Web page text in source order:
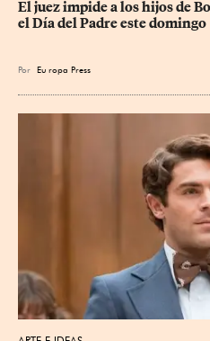
El juez impide a los hijos de
el Día del Padre este domingo
Por Eu ropa Press